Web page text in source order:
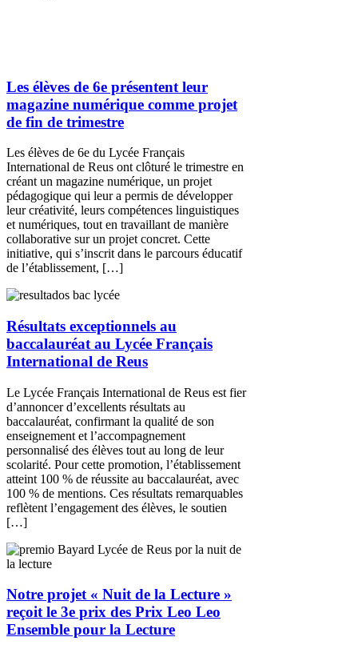
Les élèves de 6e présentent leur
magazine numérique comme projet
de fin de trimestre
Les élèves de 6e du Lycée Français
International de Reus ont clôturé le trimestre en
créant un magazine numérique, un projet
pédagogique qui leur a permis de développer
leur créativité, leurs compétences linguistiques
et numériques, tout en travaillant de manière
collaborative sur un projet concret. Cette
initiative, qui s’inscrit dans le parcours éducatif
de l’établissement, […]
Résultats exceptionnels au
baccalauréat au Lycée Français
International de Reus
Le Lycée Français International de Reus est fier
d’annoncer d’excellents résultats au
baccalauréat, confirmant la qualité de son
enseignement et l’accompagnement
personnalisé des élèves tout au long de leur
scolarité. Pour cette promotion, l’établissement
atteint 100 % de réussite au baccalauréat, avec
100 % de mentions. Ces résultats remarquables
reflètent l’engagement des élèves, le soutien
[…]
Notre projet « Nuit de la Lecture »
reçoit le 3e prix des Prix Leo Leo
Ensemble pour la Lecture